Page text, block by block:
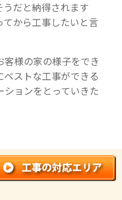
だと納得されます
から工事したいと言
様の家の様子をでき
ストな工事ができる
ョンをとっていきた